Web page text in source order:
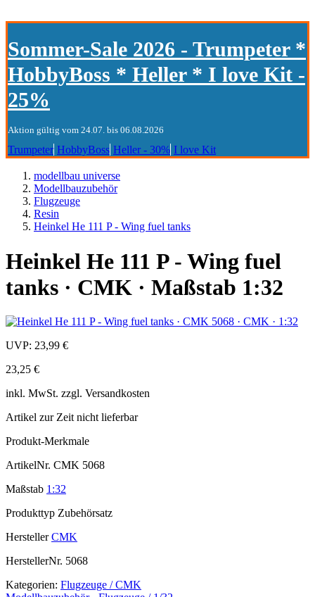
Sommer-Sale 2026 - Trumpeter *
HobbyBoss * Heller * I love Kit -
25%
Aktion gültig vom 24.07. bis 06.08.2026
Trumpeter HobbyBoss Heller - 30% I love Kit
modellbau universe
Modellbauzubehör
Flugzeuge
Resin
Heinkel He 111 P - Wing fuel tanks
Heinkel He 111 P - Wing fuel
tanks · CMK · Maßstab 1:32
UVP: 23,99 €
23,25 €
inkl. MwSt. zzgl. Versandkosten
Artikel zur Zeit nicht lieferbar
Produkt-Merkmale
ArtikelNr. CMK 5068
Maßstab 1:32
Produkttyp Zubehörsatz
Hersteller CMK
HerstellerNr. 5068
Kategorien: Flugzeuge / CMK